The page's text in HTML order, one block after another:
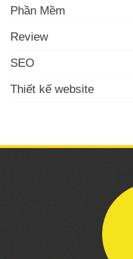
Phần Mềm
Review
SEO
Thiết kế website